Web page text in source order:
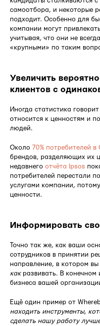
самоотбора, и некоторые
подходит. Особенно для
компании могут
учитывая, что они не
«крупными» по таким
Увеличить
клиентов с
Иногда статистика
относится к ценностям и
людей.
Около 70% потребителей
брендов, разделяющих их
недавнего отчёта Ipsos
потребителей перестали
услугами компании,
ценности.
Информировать
Точно так же, как ваши
сотрудников в принятии
направление, в котором вы
какразвивать. В конечном
бизнеса вашей
Ещё один пример от
находить инструменты,
сделать нашу работу